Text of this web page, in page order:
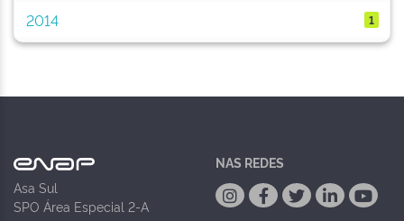
2014
1
Asa Sul
SPO Área Especial 2-A
NAS REDES